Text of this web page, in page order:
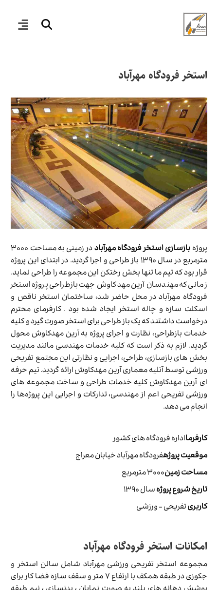
استخر فرودگاه مهرآباد
پروژه بازسازیاستخر فرودگاه مهرآباد
در زمینی به مساحت ۳۰۰۰
مترمربع در سال ۱۳۹۰ باز طراحی و اجرا گردید. در ابتدای این پروژه
قرار بود که تیم ما تنها بخش رختکن این مجموعه را طراحی نماید.
زمانی که مهندسان آرین مهدکاوش جهت بازطراحی پروژه استخر
فرودگاه مهرآباد در محل حاضر شد، ساختمان استخر ناقص و
اسکلت سازه و چاله استخر ایجاد شده بود . کارفرمای محترم
درخواست داشتند که یک باز طراحی برای استخر صورت گیرد و کلیه
خدمات بازطراحی، نظارت و اجرای پروژه به آرین مهدکاوش محول
گردید. لازم به ذکر است که کلیه خدمات مهندسی مانند مدیریت
بخش های بازسازی، طراحی، اجرایی و نظارتی این مجتمع تفریحی
ورزشی توسط آتلیه معماری آرین مهدکاوش ارائه گردید. تیم حرفه
ای آرین مهدکاوش کلیه خدمات طراحی و ساخت مجموعه های
ورزشی تفریحی اعم از مهندسی، تدارکات و اجرایی این پروژه‌ها را
انجام می دهد.
کارفرمااداره فرودگاه های کشور
موقعیت پروژهفرودگاه مهرآباد خیابان معراج
مساحت زمین۳۰۰۰ مترمربع
تاریخ شروع پروژهسال ۱۳۹۰
کاربریتفریحی - ورزشی
امکانات استخر فرودگاه مهرآباد
مجموعه استخر تفریحی ورزشی مهرآباد شامل سالن استخر و
جکوزی در طبقه همکف با ارتفاع ۷ متر و سقف سازه فضا کار برای